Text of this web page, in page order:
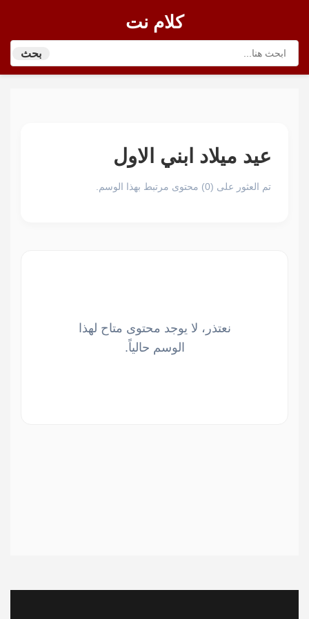
كلام نت
بحث
عيد ميلاد ابني الاول
تم العثور على (0) محتوى مرتبط بهذا الوسم.
نعتذر، لا يوجد محتوى متاح لهذا
الوسم حالياً.